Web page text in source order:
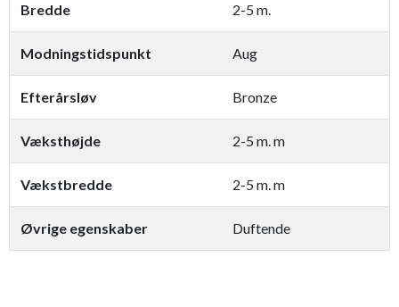
Bredde 2-5 m.
Modningstidspunkt Aug
Efterårsløv Bronze
Væksthøjde ​​​​2-5 m. m
Vækstbredde ​​​​2-5 m. m
Øvrige egenskaber Duftende